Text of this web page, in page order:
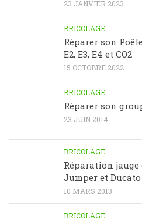
23 JANVIER 2023
BRICOLAGE
Réparer son
E2, E3, E4 et CO2
15 OCTOBRE 2022
BRICOLAGE
Réparer son
23 JUIN 2014
BRICOLAGE
Réparation
Jumper et Ducato
10 MARS 2013
BRICOLAGE